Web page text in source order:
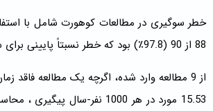
88 از 90 (97.8٪) بود که خطر نسبتاً پایینی برای سوگیری در نظر گرفته می شود.
از 9 مطالعه وارد شده، اگرچه یک مطالعه فاقد